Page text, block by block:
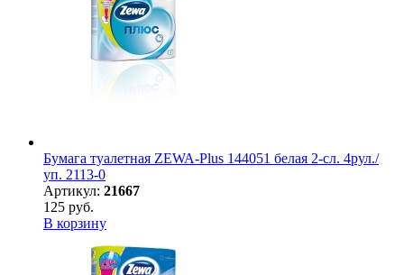
Бумага туалетная ZEWA-Plus 144051 белая 2-сл. 4рул./
уп. 2113-0
Артикул: 21667
125 руб.
В корзину